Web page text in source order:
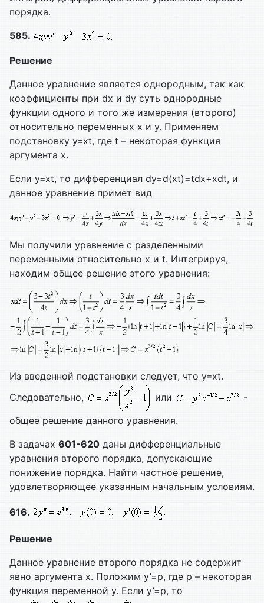
порядка.
585.
Решение
Данное уравнение является однородным, так как
коэффициенты при dx и dy суть однородные
функции одного и того же измерения (второго)
относительно переменных х и у. Применяем
подстановку у=хt, где t – некоторая функция
аргумента х.
Если у=хt, то дифференциал dy=d(xt)=tdx+xdt, и
данное уравнение примет вид
Мы получили уравнение с разделенными
переменными относительно х и t. Интегрируя,
находим общее решение этого уравнения:
Из введенной подстановки следует, что у=хt.
Следовательно,
или
-
общее решение данного уравнения.
В задачах 601-620 даны дифференциальные
уравнения второго порядка, допускающие
понижение порядка. Найти частное решение,
удовлетворяющее указанным начальным условиям.
616.
Решение
Данное уравнение второго порядка не содержит
явно аргумента х. Положим у’=р, где р – некоторая
функция переменной у. Если у’=р, то